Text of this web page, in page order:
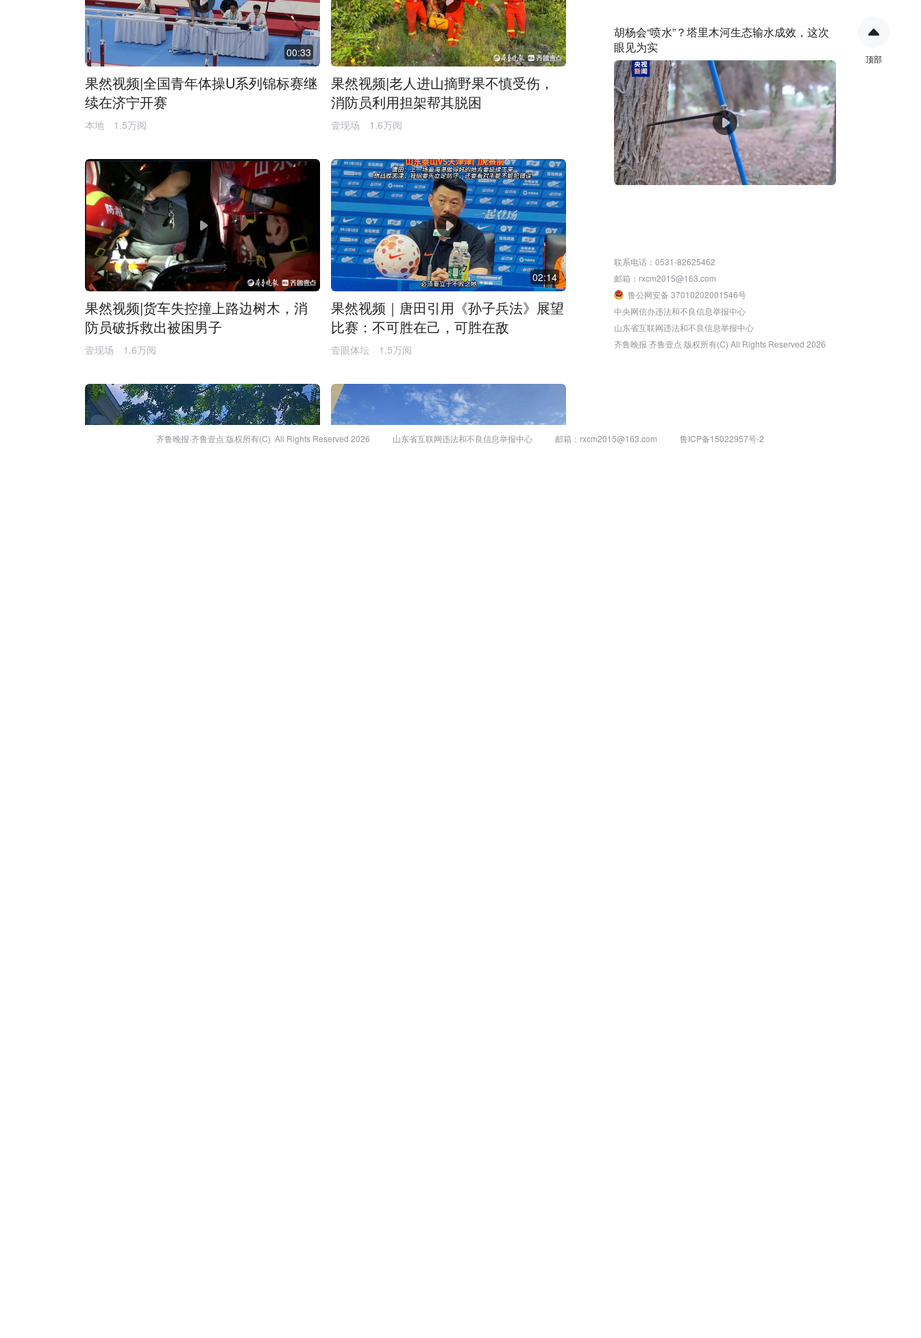
00:33
果然视频|全国青年体操U系列锦标赛继
续在济宁开赛
本地 1.5万阅
果然视频|老人进山摘野果不慎受伤，
消防员利用担架帮其脱困
壹现场 1.6万阅
果然视频|货车失控撞上路边树木，消
防员破拆救出被困男子
壹现场 1.6万阅
02:14
果然视频｜唐田引用《孙子兵法》展望
比赛：不可胜在己，可胜在敌
壹眼体坛 1.5万阅
胡杨会“喷水”？塔里木河生态输水成效，这次
眼见为实
联系电话：0531-82625462
邮箱：rxcm2015@163.com
鲁公网安备 37010202001546号
中央网信办违法和不良信息举报中心
山东省互联网违法和不良信息举报中心
齐鲁晚报·齐鲁壹点 版权所有(C) All Rights Reserved 2026
顶部
齐鲁晚报·齐鲁壹点 版权所有(C) All Rights Reserved 2026 山东省互联网违法和不良信息举报中心 邮箱：rxcm2015@163.com 鲁ICP备15022957号-2